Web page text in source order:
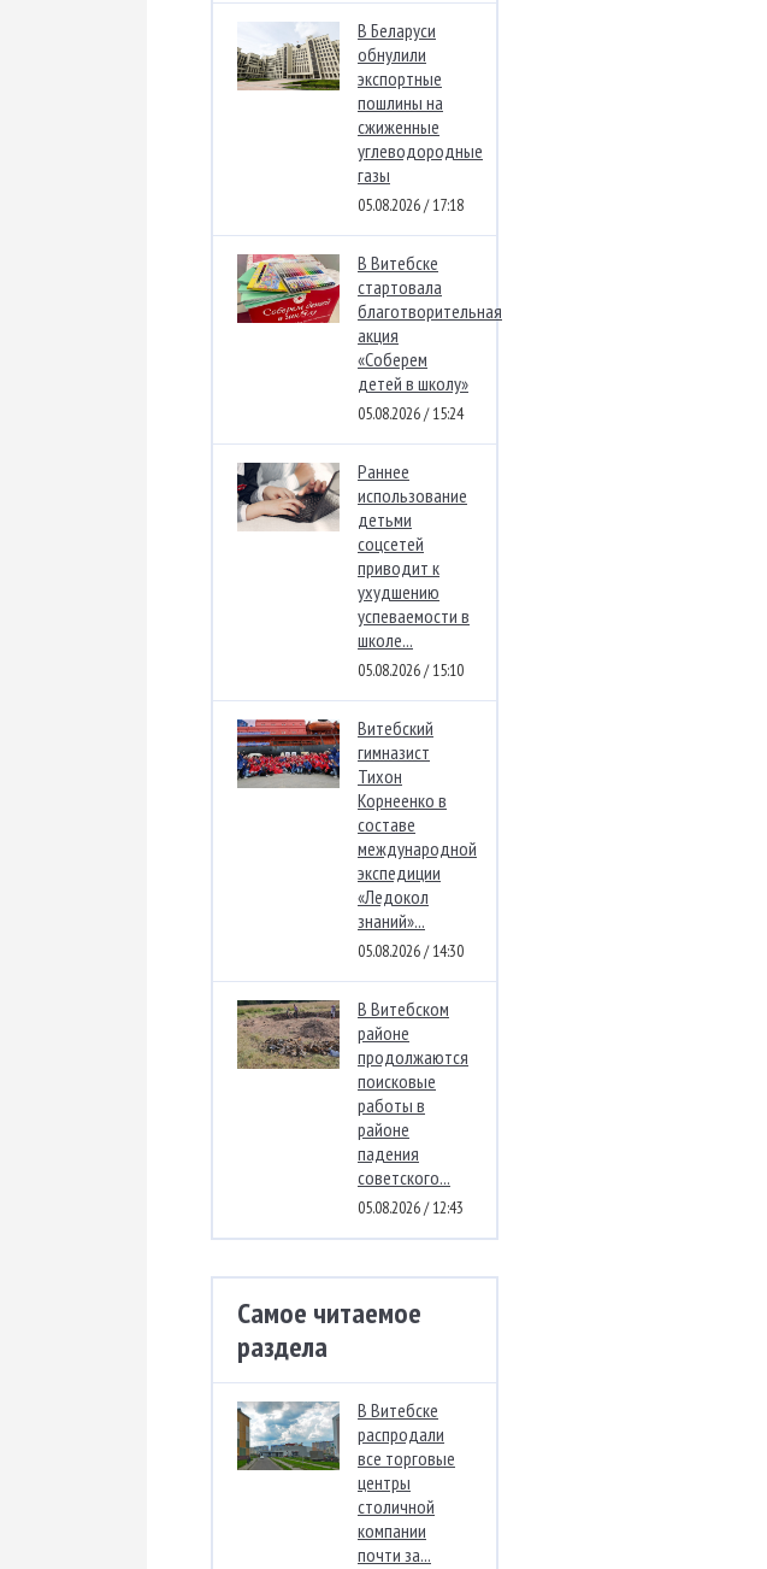
В Беларуси
обнулили
экспортные
пошлины на
сжиженные
углеводородные
газы
05.08.2026 / 17:18
В Витебске
стартовала
благотворительная
акция
«Соберем
детей в школу»
05.08.2026 / 15:24
Раннее
использование
детьми
соцсетей
приводит к
ухудшению
успеваемости в
школе...
05.08.2026 / 15:10
Витебский
гимназист
Тихон
Корнеенко в
составе
международной
экспедиции
«Ледокол
знаний»...
05.08.2026 / 14:30
В Витебском
районе
продолжаются
поисковые
работы в
районе
падения
советского...
05.08.2026 / 12:43
Самое читаемое
раздела
В Витебске
распродали
все торговые
центры
столичной
компании
почти за...